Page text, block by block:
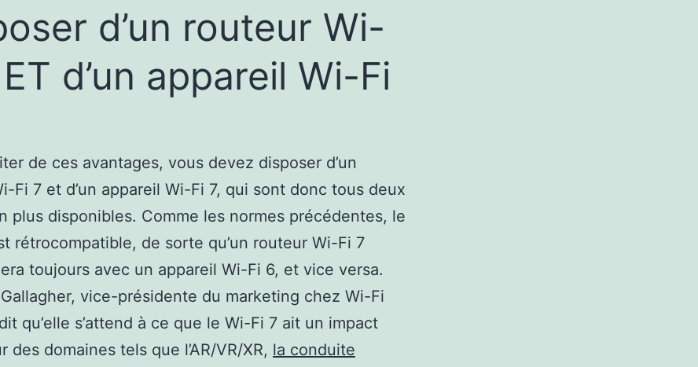
d’un routeur Wi-
d’un appareil Wi-Fi
de ces avantages, vous devez disposer d’un
Fi 7 et d’un appareil Wi-Fi 7, qui sont donc tous deux
plus disponibles. Comme les normes précédentes, le
rétrocompatible, de sorte qu’un routeur Wi-Fi 7
toujours avec un appareil Wi-Fi 6, et vice versa.
vice-présidente du marketing chez Wi-Fi
qu’elle s’attend à ce que le Wi-Fi 7 ait un impact
des domaines tels que l’AR/VR/XR, la conduite